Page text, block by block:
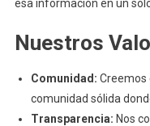
esa información en un
Nuestros
Comunidad: Creemos
comunidad sólida
Transparencia: Nos